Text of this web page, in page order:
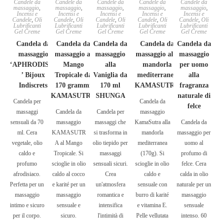
Candele da
massaggio,
Incensi e
Candele, Oli
Lubrificanti
Gel Creme
Candela da
massaggio
‘APHRODISIA
’ Bijoux
Indiscrets
Candela per
massaggi
sensuali da 70
ml. Cera
vegetale, olio
caldo e
profumo
afrodisiaco.
Perfetta per un
massaggio
intimo e sicuro
per il corpo.
Candele da
massaggio,
Incensi e
Candele,Oli
Lubrificanti
Gel Creme
Candela da
massaggio al
Mango
Tropicale da
170 grammi
KAMASUTRA
Candela da
massaggio
KAMASUTR
A al Mango
Tropicale. Si
scioglie in olio
caldo al cocco
e karité per un
massaggio
sensuale e
sicuro.
Candele da
massaggio,
Incensi e
Candele, Oli
Lubrificanti
Gel Creme
Candela da
massaggio
alla
Vaniglia da
170 ml
SHUNGA
Candela per
massaggi che
si trasforma in
olio tiepido per
massaggi
sensuali sicuri.
Crea
un'atmosfera
romantica e
intensifica
l'intimità di
Candele da
massaggio,
Incensi e
Candele, Oli
Lubrificanti
Gel Creme
Candela da
massaggio alla
mandorla
mediterranea
KAMASUTRA
Candela da
massaggio
KamaSutra alla
mandorla
mediterranea
(170g). Si
scioglie in olio
caldo e
sensuale con
burro di karité
e vitamina E.
Pelle vellutata
Candele da
massaggio,
Incensi e
Candele,Oli
Lubrificanti
Gel Creme
Candela da
massaggio
per uomo
alla
fragranza
naturale di
felce
Candela da
massaggio per
uomo al
profumo di
felce. Cera
calda in olio
naturale per un
massaggio
sensuale
intenso. 60